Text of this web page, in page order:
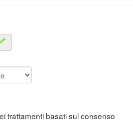
trattamenti basati sul consenso